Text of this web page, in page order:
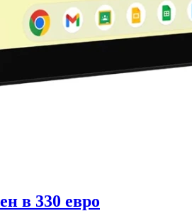
в 330 евро